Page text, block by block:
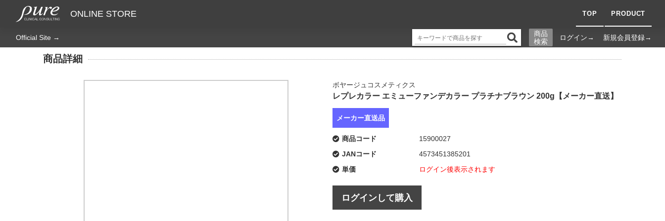
商品
検索
ログイン→ 新規会員登録→
TOP PRODUCT
ONLINE STORE
Official Site →
商品詳細
ボヤージュコスメティクス
レプレカラー エミューファンデカラー プラチナブラウン 200g【メーカー直送】
メーカー直送品
商品コード
15900027
JANコード
4573451385201
単価
ログイン後表示されます
ログインして購入